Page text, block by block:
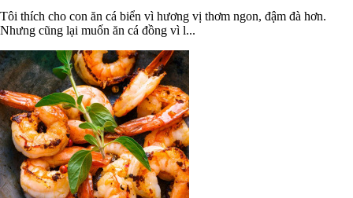
Tôi thích cho con ăn cá biển vì hương vị thơm ngon, đậm đà hơn.
Nhưng cũng lại muốn ăn cá đồng vì l...